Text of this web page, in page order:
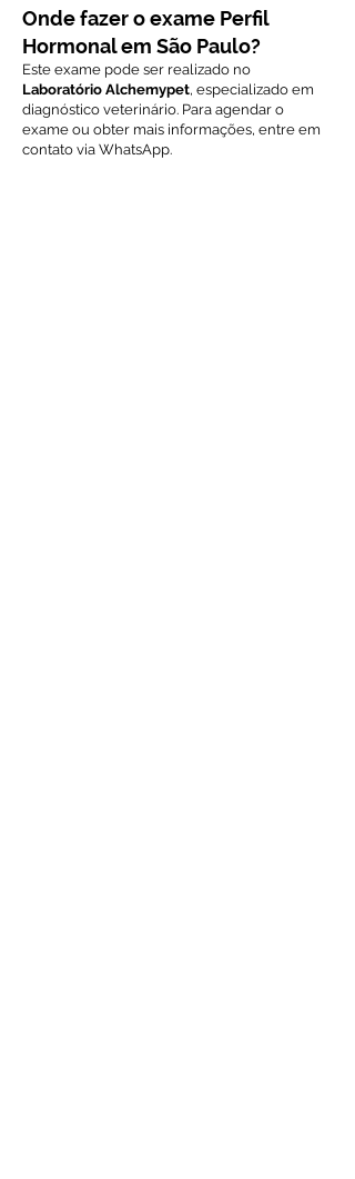
Onde fazer o exame Perfil
Hormonal em São Paulo?
Este exame pode ser realizado no
Laboratório Alchemypet, especializado em
diagnóstico veterinário. Para agendar o
exame ou obter mais informações, entre em
contato via WhatsApp.